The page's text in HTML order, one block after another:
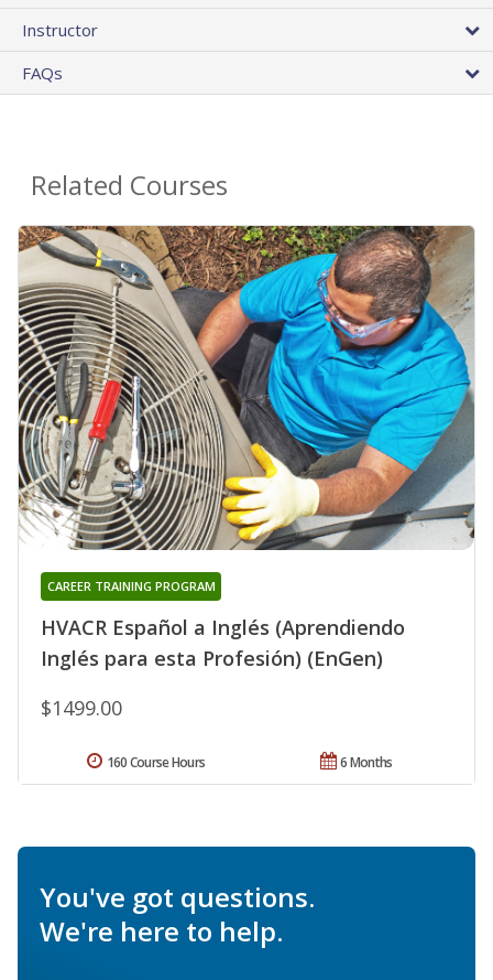
Instructor
FAQs
Related Courses
HVACR Español a Inglés (Aprendiendo
Inglés para esta Profesión) (EnGen)
CAREER TRAINING PROGRAM
$1499.00
6 Months
160 Course Hours
You've got questions.
We're here to help.